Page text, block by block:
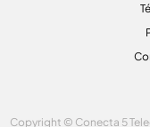
Copyright © Conecta 5